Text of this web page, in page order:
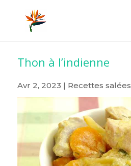
Thon à l’indienne
Avr 2, 2023 | Recettes salées